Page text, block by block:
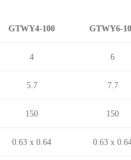
GTWY4-100 GTWY6-
4 6
5.7 7.7
150 150
0.63 x 0.64 0.63 x